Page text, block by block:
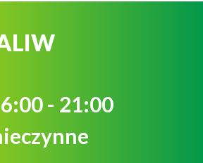
6:00 - 21:00